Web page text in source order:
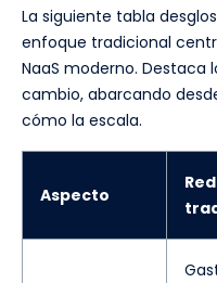
La siguiente tabla
enfoque tradicional
NaaS moderno.
cambio, abarcando
cómo la escala.
Aspecto